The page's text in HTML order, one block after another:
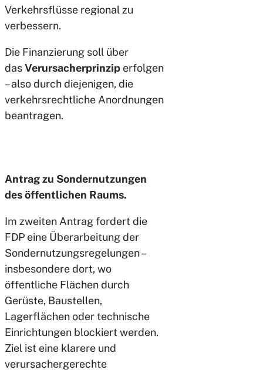
Verkehrsflüsse regional zu
verbessern.
Die Finanzierung soll über
dasVerursacherprinzip erfolgen
– also durch diejenigen, die
verkehrsrechtliche Anordnungen
beantragen.
Antrag zu Sondernutzungen
des öffentlichen Raums.
Im zweiten Antrag fordert die
FDP eine Überarbeitung der
Sondernutzungsregelungen –
insbesondere dort, wo
öffentliche Flächen durch
Gerüste, Baustellen,
Lagerflächen oder technische
Einrichtungen blockiert werden.
Ziel ist eine klarere und
verursachergerechte